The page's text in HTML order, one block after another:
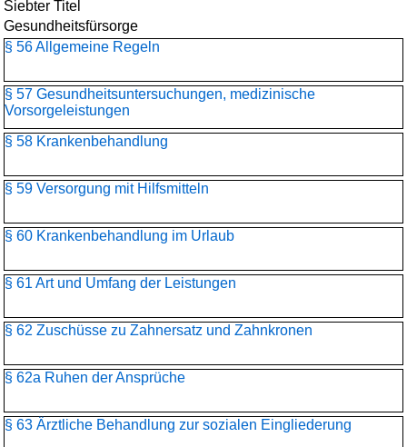
Siebter Titel
Gesundheitsfürsorge
§ 56 Allgemeine Regeln
§ 57 Gesundheitsuntersuchungen, medizinische
Vorsorgeleistungen
§ 58 Krankenbehandlung
§ 59 Versorgung mit Hilfsmitteln
§ 60 Krankenbehandlung im Urlaub
§ 61 Art und Umfang der Leistungen
§ 62 Zuschüsse zu Zahnersatz und Zahnkronen
§ 62a Ruhen der Ansprüche
§ 63 Ärztliche Behandlung zur sozialen Eingliederung